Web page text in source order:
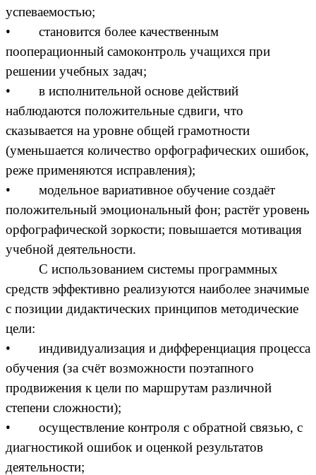
успеваемостью;
• становится более качественным
пооперационный самоконтроль учащихся при
решении учебных задач;
• в исполнительной основе действий
наблюдаются положительные сдвиги, что
сказывается на уровне общей грамотности
(уменьшается количество орфографических ошибок,
реже применяются исправления);
• модельное вариативное обучение создаёт
положительный эмоциональный фон; растёт уровень
орфографической зоркости; повышается мотивация
учебной деятельности.
С использованием системы программных
средств эффективно реализуются наиболее значимые
с позиции дидактических принципов методические
цели:
• индивидуализация и дифференциация процесса
обучения (за счёт возможности поэтапного
продвижения к цели по маршрутам различной
степени сложности);
• осуществление контроля с обратной связью, с
диагностикой ошибок и оценкой результатов
деятельности;